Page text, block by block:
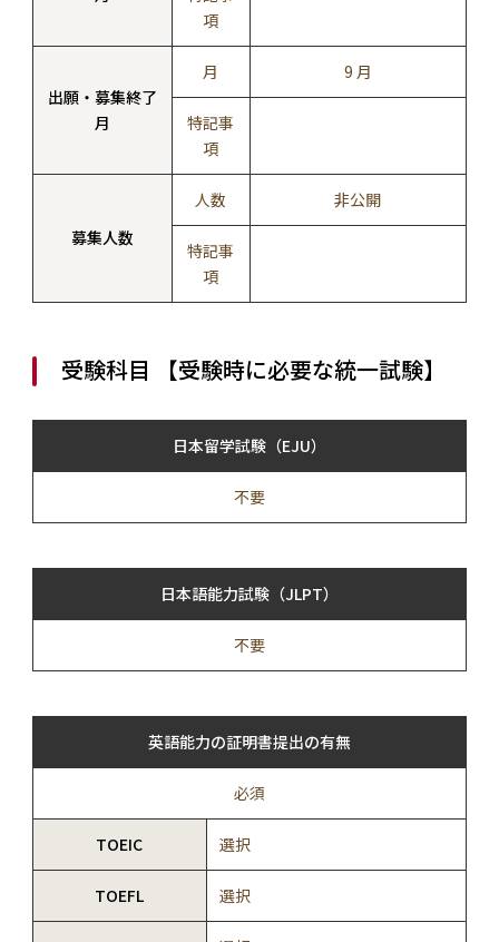
項
出願・募集終了
月
月 9 月
特記事
項
募集人数
人数 非公開
特記事
項
受験科目 【受験時に必要な統一試験】
日本留学試験（EJU）
不要
日本語能力試験（JLPT）
不要
英語能力の証明書提出の有無
必須
TOEIC 選択
TOEFL 選択